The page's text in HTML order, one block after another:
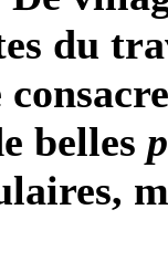
du
belles